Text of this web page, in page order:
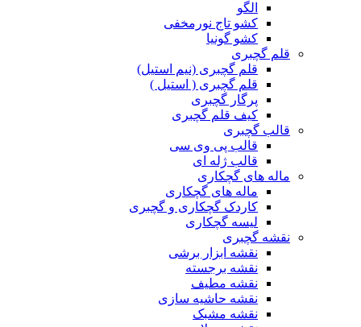
الگو
کشو تاج نورمخفی
کشو گونیا
قلم گچبری
قلم گچبری (نیم استیل)
قلم گچبری ( استیل )
پرگار گچبری
کیف قلم گچبری
قالب گچبری
قالب پی وی سی
قالب ژله ای
ماله های گچکاری
ماله های گچکاری
کاردک گچکاری و گچبری
لیسه گچکاری
نقشه گچبری
نقشه ابزار برشی
نقشه برجسته
نقشه مطیف
نقشه حاشیه سازی
نقشه مشبک